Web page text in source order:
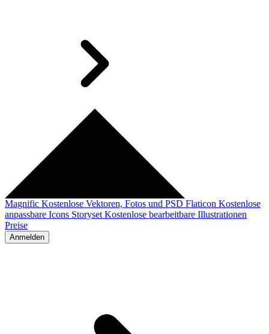
Magnific Kostenlose Vektoren, Fotos und PSD Flaticon Kostenlose
anpassbare Icons Storyset Kostenlose bearbeitbare Illustrationen
Preise
Anmelden